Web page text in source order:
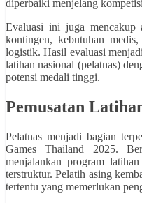
diperbaiki menjelang
Evaluasi ini juga mencakup
kontingen, kebutuhan
logistik. Hasil evaluasi
latihan nasional (pelatnas)
potensi medali tinggi.
Pemusatan
Pelatnas menjadi bagian
Games Thailand 2025.
menjalankan program
terstruktur. Pelatih asing
tertentu yang memerlukan